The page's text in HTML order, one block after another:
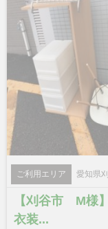
ご利用エリア 愛知県
【刈谷市 M様
衣装...